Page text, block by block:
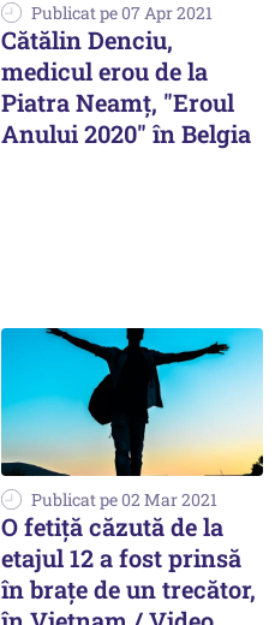
Publicat pe 07 Apr 2021
Cătălin Denciu,
medicul erou de la
Piatra Neamţ, "Eroul
Anului 2020" în Belgia
Publicat pe 02 Mar 2021
O fetiță căzută de la
etajul 12 a fost prinsă
în brațe de un trecător,